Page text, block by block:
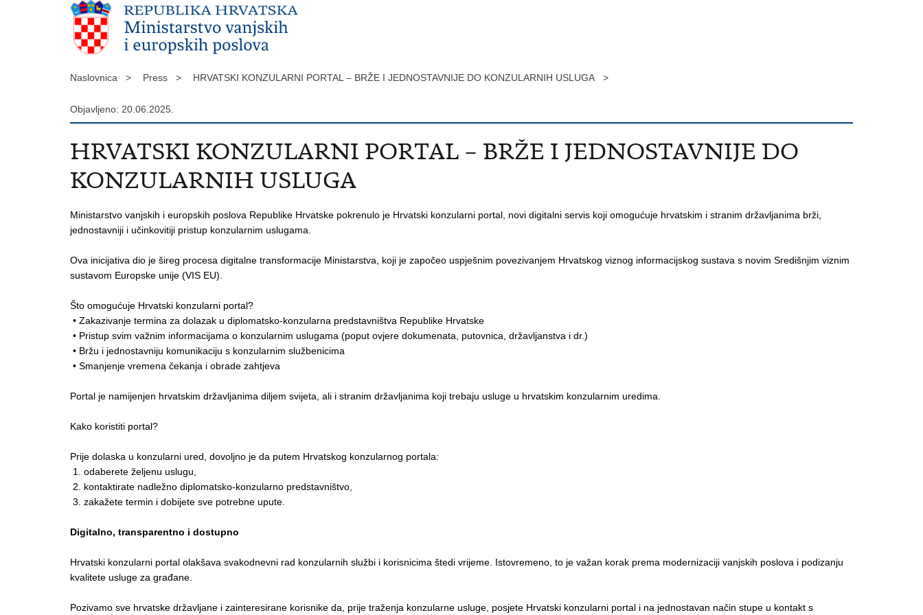
Naslovnica > Press > HRVATSKI KONZULARNI PORTAL – BRŽE I JEDNOSTAVNIJE DO KONZULARNIH USLUGA >
Objavljeno: 20.06.2025.
HRVATSKI KONZULARNI PORTAL – BRŽE I JEDNOSTAVNIJE DO
KONZULARNIH USLUGA
Ministarstvo vanjskih i europskih poslova Republike Hrvatske pokrenulo je Hrvatski konzularni portal, novi digitalni servis koji omogućuje hrvatskim i stranim državljanima brži,
jednostavniji i učinkovitiji pristup konzularnim uslugama.
Ova inicijativa dio je šireg procesa digitalne transformacije Ministarstva, koji je započeo uspješnim povezivanjem Hrvatskog viznog informacijskog sustava s novim Središnjim viznim
sustavom Europske unije (VIS EU).
Što omogućuje Hrvatski konzularni portal?
• Zakazivanje termina za dolazak u diplomatsko-konzularna predstavništva Republike Hrvatske
• Pristup svim važnim informacijama o konzularnim uslugama (poput ovjere dokumenata, putovnica, državljanstva i dr.)
• Bržu i jednostavniju komunikaciju s konzularnim službenicima
• Smanjenje vremena čekanja i obrade zahtjeva
Portal je namijenjen hrvatskim državljanima diljem svijeta, ali i stranim državljanima koji trebaju usluge u hrvatskim konzularnim uredima.
Kako koristiti portal?
Prije dolaska u konzularni ured, dovoljno je da putem Hrvatskog konzularnog portala:
1. odaberete željenu uslugu,
2. kontaktirate nadležno diplomatsko-konzularno predstavništvo,
3. zakažete termin i dobijete sve potrebne upute.
Digitalno, transparentno i dostupno
Hrvatski konzularni portal olakšava svakodnevni rad konzularnih službi i korisnicima štedi vrijeme. Istovremeno, to je važan korak prema modernizaciji vanjskih poslova i podizanju
kvalitete usluge za građane.
Pozivamo sve hrvatske državljane i zainteresirane korisnike da, prije traženja konzularne usluge, posjete Hrvatski konzularni portal i na jednostavan način stupe u kontakt s